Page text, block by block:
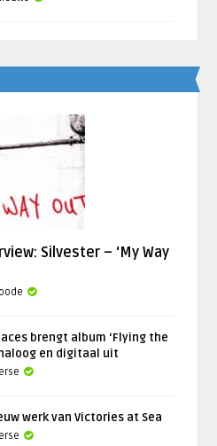
Silvester – ‘My Way
brengt album ‘Flying the
en digitaal uit
werk van Victories at Sea